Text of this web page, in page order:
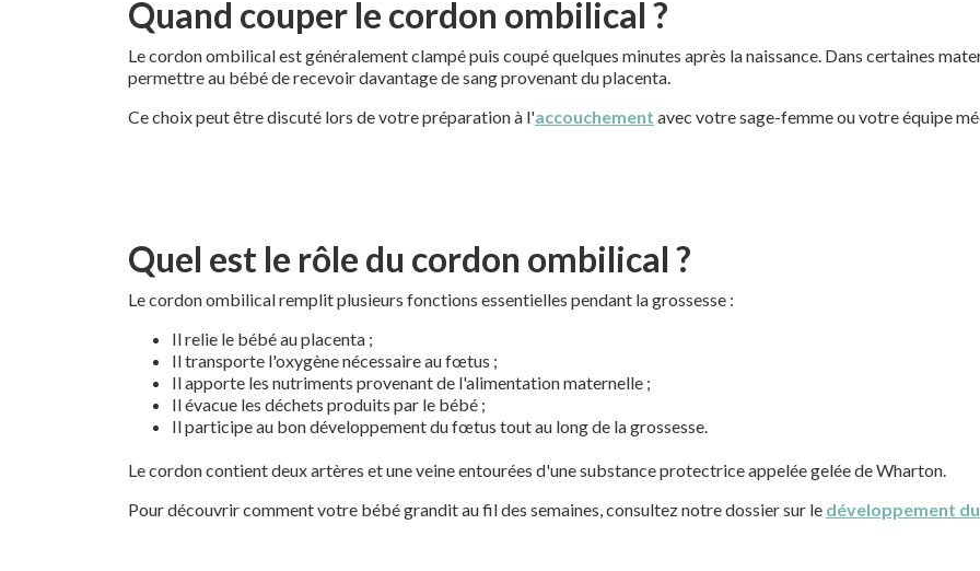
Quand couper le cordon ombilical ?
Le cordon ombilical est généralement clampé puis coupé quelques minutes après la naissance. Dans certaines
permettre au bébé de recevoir davantage de sang provenant du placenta.
Ce choix peut être discuté lors de votre préparation à l'accouchement avec votre sage-femme ou votre équipe
Quel est le rôle du cordon ombilical ?
Le cordon ombilical remplit plusieurs fonctions essentielles pendant la grossesse :
Il relie le bébé au placenta ;
Il transporte l'oxygène nécessaire au fœtus ;
Il apporte les nutriments provenant de l'alimentation maternelle ;
Il évacue les déchets produits par le bébé ;
Il participe au bon développement du fœtus tout au long de la grossesse.
Le cordon contient deux artères et une veine entourées d'une substance protectrice appelée gelée de Wharton.
Pour découvrir comment votre bébé grandit au fil des semaines, consultez notre dossier sur le développement